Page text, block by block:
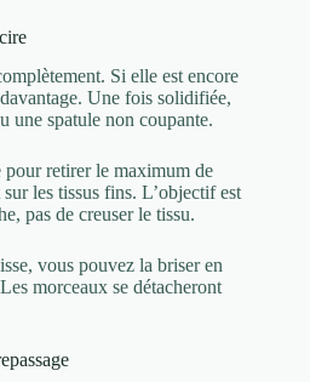
Si elle est encore
Une fois solidifiée,
une spatule non coupante.
pour retirer le maximum de
les tissus fins. L’objectif est
pas de creuser le tissu.
vous pouvez la briser en
morceaux se détacheront